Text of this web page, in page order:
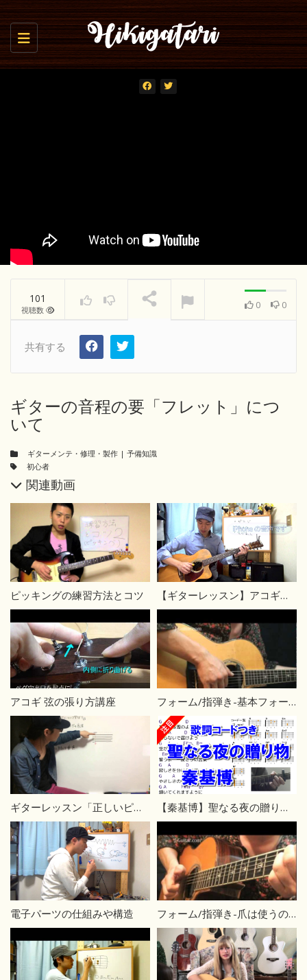
Toggle navigation
101
視聴数 0 0
共有する
ギターの音程の要「フレット」につ
いて
ギターメンテ・修理・製作 | 予備知識
初心者
関連動画
ピッキングの練習方法とコツ 【ギターレッスン】アコギピックアップの種類をわかりやすく解説
アコギ 弦の張り方講座 フォーム/指弾き-基本フォーム【ギター初心者講座】
ギターレッスン「正しいピッキング 」 【秦基博】聖なる夜の贈り物 コード歌詞付き
電子パーツの仕組みや構造 フォーム/指弾き-爪は使うの？【ギター初心者講座】